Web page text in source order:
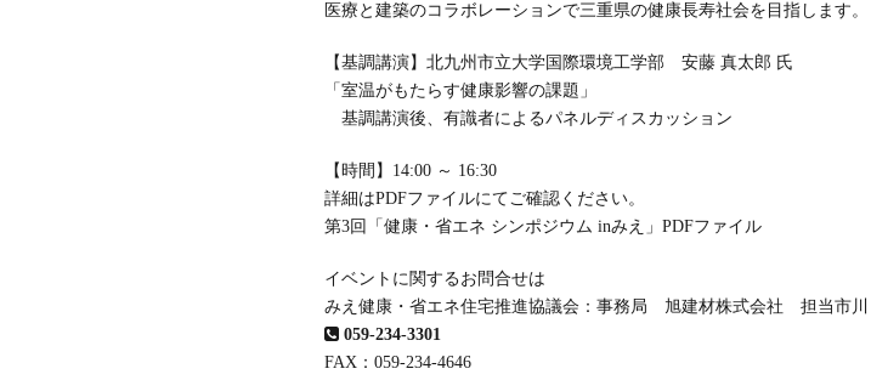
医療と建築のコラボレーションで三重県の健康長寿社会を目指します。
【基調講演】北九州市立大学国際環境工学部 安藤 真太郎 氏
「室温がもたらす健康影響の課題」
基調講演後、有識者によるパネルディスカッション
【時間】14:00 ～ 16:30
詳細はPDFファイルにてご確認ください。
第3回「健康・省エネ シンポジウム inみえ」PDFファイル
イベントに関するお問合せは
みえ健康・省エネ住宅推進協議会：事務局 旭建材株式会社 担当市川
059-234-3301
FAX：059-234-4646